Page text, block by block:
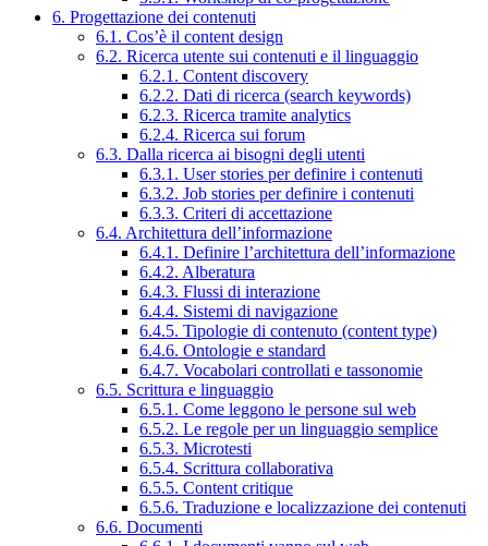
6. Progettazione dei contenuti
6.1. Cos’è il content design
6.2. Ricerca utente sui contenuti e il linguaggio
6.2.1. Content discovery
6.2.2. Dati di ricerca (search keywords)
6.2.3. Ricerca tramite analytics
6.2.4. Ricerca sui forum
6.3. Dalla ricerca ai bisogni degli utenti
6.3.1. User stories per definire i contenuti
6.3.2. Job stories per definire i contenuti
6.3.3. Criteri di accettazione
6.4. Architettura dell’informazione
6.4.1. Definire l’architettura dell’informazione
6.4.2. Alberatura
6.4.3. Flussi di interazione
6.4.4. Sistemi di navigazione
6.4.5. Tipologie di contenuto (content type)
6.4.6. Ontologie e standard
6.4.7. Vocabolari controllati e tassonomie
6.5. Scrittura e linguaggio
6.5.1. Come leggono le persone sul web
6.5.2. Le regole per un linguaggio semplice
6.5.3. Microtesti
6.5.4. Scrittura collaborativa
6.5.5. Content critique
6.5.6. Traduzione e localizzazione dei contenuti
6.6. Documenti